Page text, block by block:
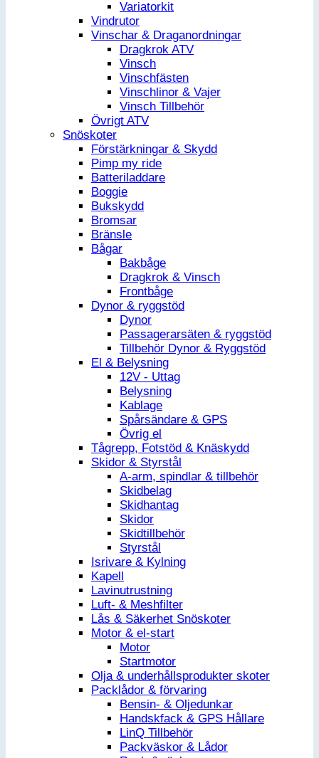
Variatorkit
Vindrutor
Vinschar & Draganordningar
Dragkrok ATV
Vinsch
Vinschfästen
Vinschlinor & Vajer
Vinsch Tillbehör
Övrigt ATV
Snöskoter
Förstärkningar & Skydd
Pimp my ride
Batteriladdare
Boggie
Bukskydd
Bromsar
Bränsle
Bågar
Bakbåge
Dragkrok & Vinsch
Frontbåge
Dynor & ryggstöd
Dynor
Passagerarsäten & ryggstöd
Tillbehör Dynor & Ryggstöd
El & Belysning
12V - Uttag
Belysning
Kablage
Spårsändare & GPS
Övrig el
Tågrepp, Fotstöd & Knäskydd
Skidor & Styrstål
A-arm, spindlar & tillbehör
Skidbelag
Skidhantag
Skidor
Skidtillbehör
Styrstål
Isrivare & Kylning
Kapell
Lavinutrustning
Luft- & Meshfilter
Lås & Säkerhet Snöskoter
Motor & el-start
Motor
Startmotor
Olja & underhållsprodukter skoter
Packlådor & förvaring
Bensin- & Oljedunkar
Handskfack & GPS Hållare
LinQ Tillbehör
Packväskor & Lådor